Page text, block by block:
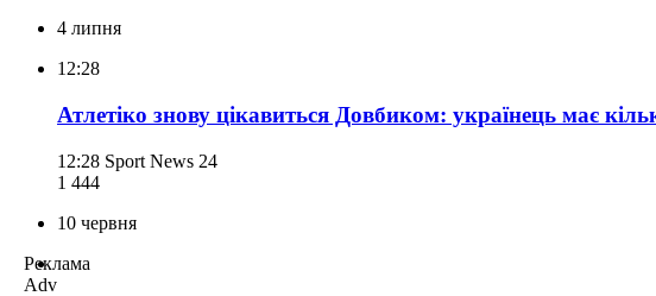
4 липня
12:28
Атлетіко знову цікавиться Довбиком: українець має
12:28 Sport News 24
1 444
10 червня
Реклама
Adv